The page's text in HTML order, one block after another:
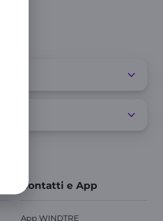
Contatti e App
App WINDTRE